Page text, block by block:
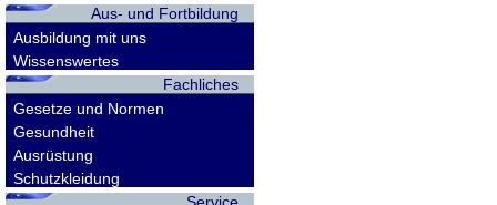
Aus- und Fortbildung
Ausbildung mit uns
Wissenswertes
Fachliches
Gesetze und Normen
Gesundheit
Ausrüstung
Schutzkleidung